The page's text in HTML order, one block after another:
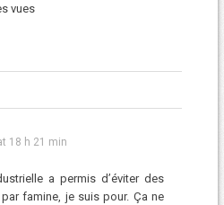
vues
18 h 21 min
a permis d’éviter des
famine, je suis pour. Ça ne